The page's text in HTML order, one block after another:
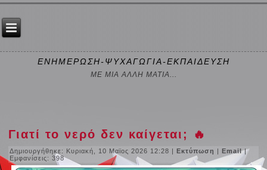
ΕΝΗΜΕΡΩΣΗ-ΨΥΧΑΓΩΓΙΑ-ΕΚΠΑΙΔΕΥΣΗ
ΜΕ ΜΙΑ ΑΛΛΗ ΜΑΤΙΑ...
Γιατί το νερό δεν καίγεται; 🔥
Δημιουργήθηκε: Κυριακή, 10 Μαϊος 2026 12:28 |Εκτύπωση |Email|
Εμφανίσεις: 398